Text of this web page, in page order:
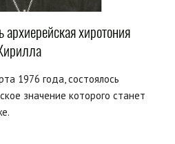
архиерейская хиротония
1976 года, состоялось
значение которого станет